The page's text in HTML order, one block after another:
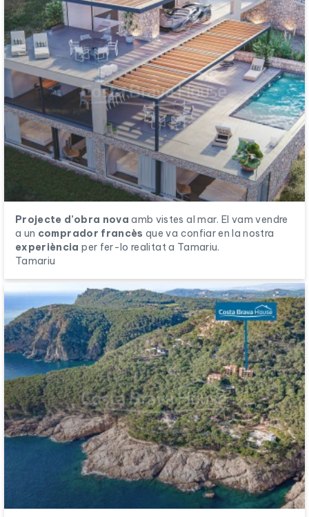
Projecte d’obra nova amb vistes al mar. El vam vendre
a un comprador francès que va confiar en la nostra
experiència per fer-lo realitat a Tamariu.
Tamariu